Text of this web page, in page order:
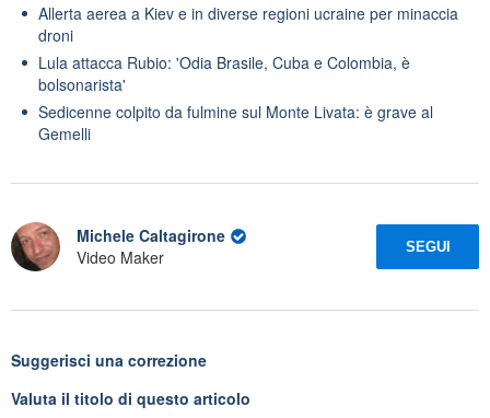
Allerta aerea a Kiev e in diverse regioni ucraine per minaccia
droni
Lula attacca Rubio: 'Odia Brasile, Cuba e Colombia, è
bolsonarista'
Sedicenne colpito da fulmine sul Monte Livata: è grave al
Gemelli
Michele Caltagirone
Video Maker
SEGUI
Suggerisci una correzione
Valuta il titolo di questo articolo